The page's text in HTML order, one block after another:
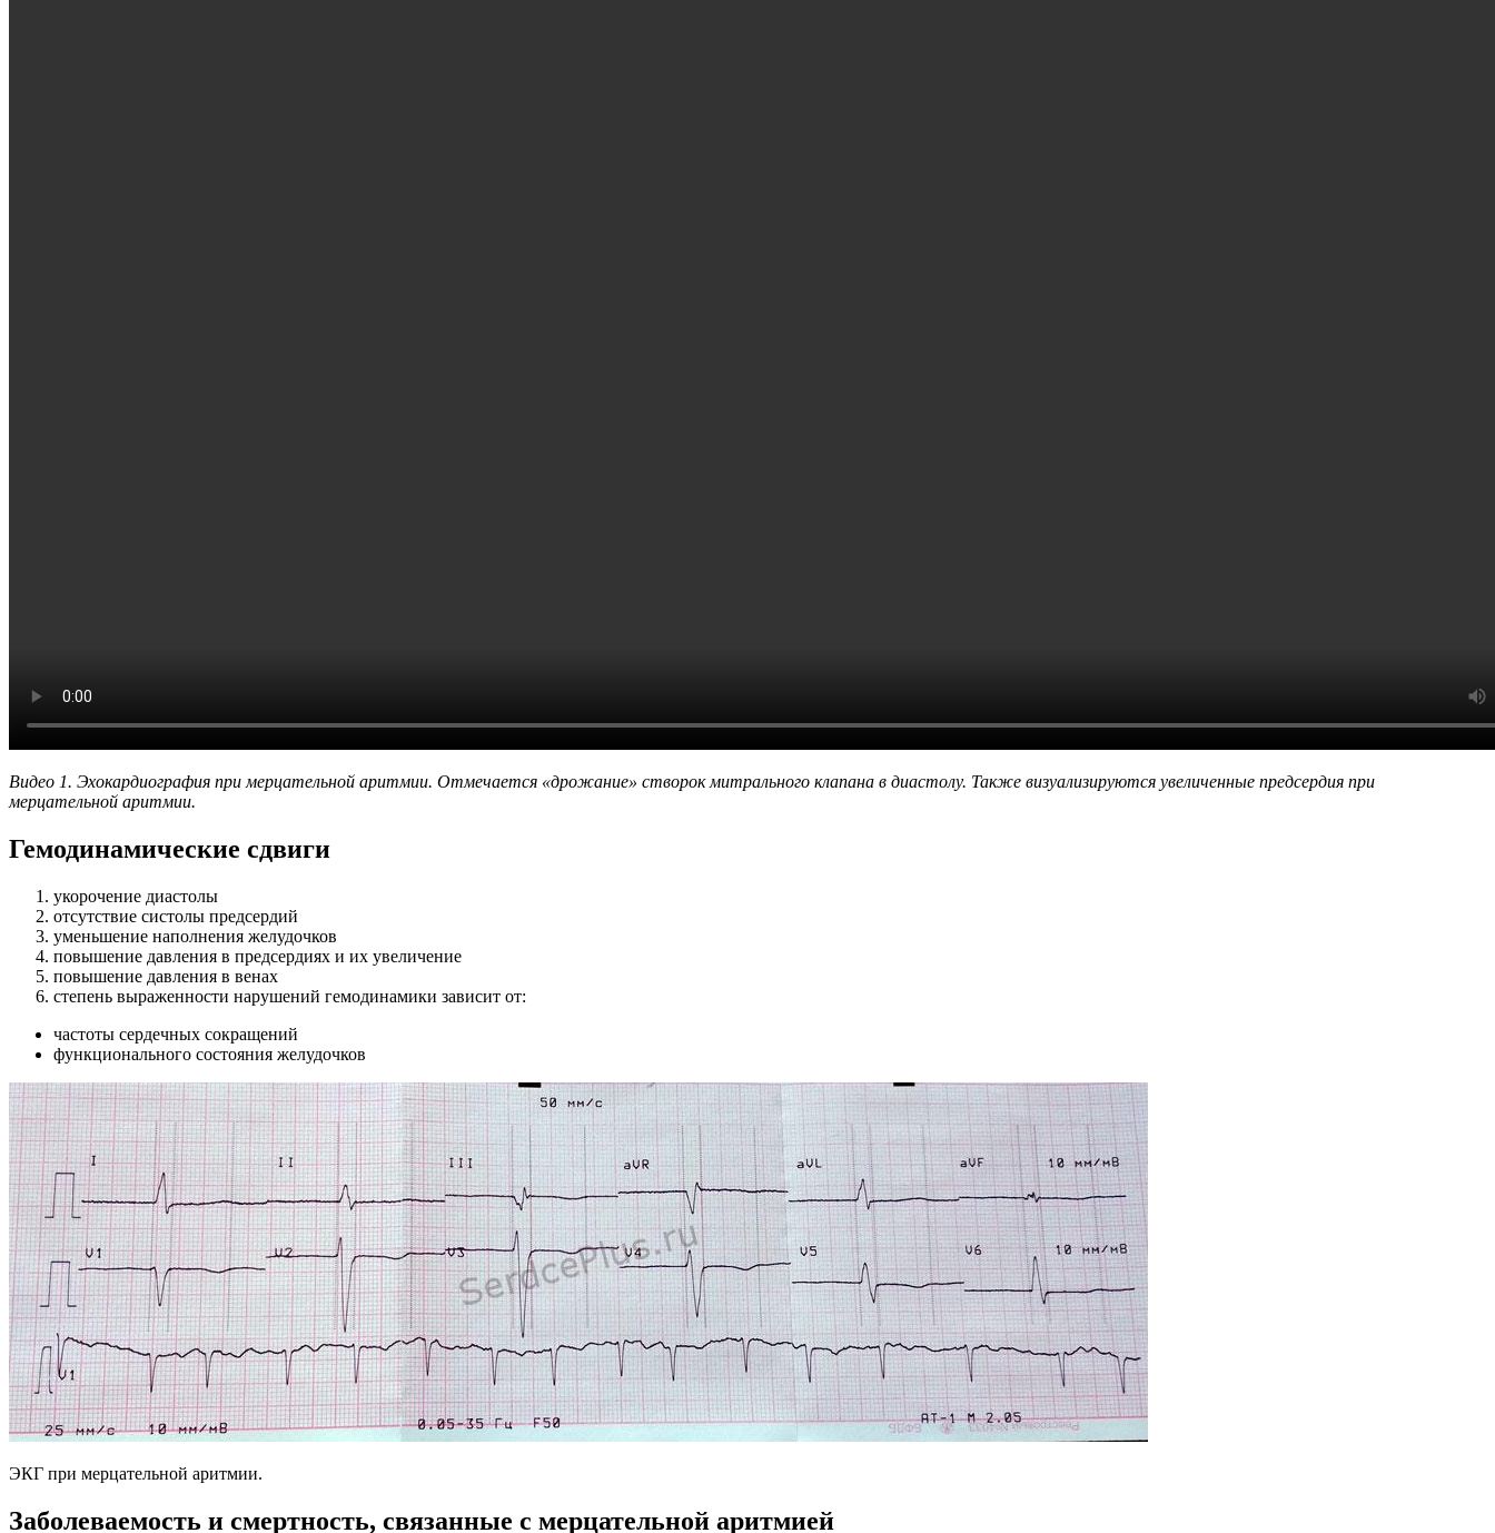
Видео 1. Эхокардиография при мерцательной аритмии. Отмечается «дрожание» створок митрального клапана в диастолу. Также визуализируются увеличенные предсердия при
мерцательной аритмии.
Гемодинамические сдвиги
укорочение диастолы
отсутствие систолы предсердий
уменьшение наполнения желудочков
повышение давления в предсердиях и их увеличение
повышение давления в венах
степень выраженности нарушений гемодинамики зависит от:
частоты сердечных сокращений
функционального состояния желудочков
ЭКГ при мерцательной аритмии.
Заболеваемость и смертность, связанные с мерцательной аритмией